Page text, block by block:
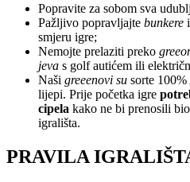
Popravite za sobom sva
Pažljivo popravljajte bunkere
smjeru igre;
Nemojte prelaziti preko
jeva s golf autićem ili
Naši greeenovi su sorte 100%
lijepi. Prije početka igre
cipela kako ne bi prenosili
igrališta.
PRAVILA